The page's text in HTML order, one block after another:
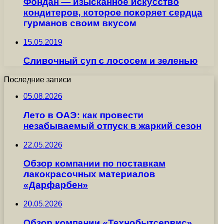
кондитеров, которое покоряет сердца
гурманов своим вкусом
15.05.2019
Сливочный суп с лососем и зеленью
Последние записи
05.08.2026
Лето в ОАЭ: как провести
незабываемый отпуск в жаркий сезон
22.05.2026
Обзор компании по поставкам
лакокрасочных материалов
«Дарфарбен»
20.05.2026